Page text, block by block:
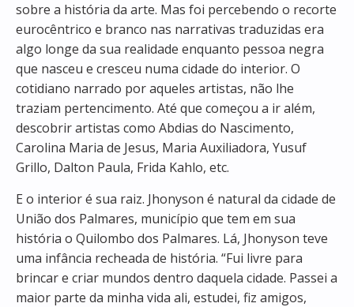
sobre a história da arte. Mas foi percebendo o recorte
eurocêntrico e branco nas narrativas traduzidas era
algo longe da sua realidade enquanto pessoa negra
que nasceu e cresceu numa cidade do interior. O
cotidiano narrado por aqueles artistas, não lhe
traziam pertencimento. Até que começou a ir além,
descobrir artistas como Abdias do Nascimento,
Carolina Maria de Jesus, Maria Auxiliadora, Yusuf
Grillo, Dalton Paula, Frida Kahlo, etc.
E o interior é sua raiz. Jhonyson é natural da cidade de
União dos Palmares, município que tem em sua
história o Quilombo dos Palmares. Lá, Jhonyson teve
uma infância recheada de história. “Fui livre para
brincar e criar mundos dentro daquela cidade. Passei a
maior parte da minha vida ali, estudei, fiz amigos,